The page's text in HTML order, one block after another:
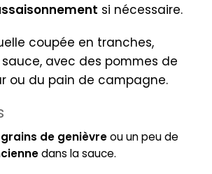
si nécessaire.
coupée en tranches,
avec des pommes de
ou du pain de campagne.
grains de genièvreou un peu de
dans la sauce.